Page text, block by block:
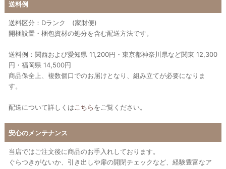
送料例
送料区分：Dランク (家財便)
開梱設置・梱包資材の処分を含む配送方法です。
送料例：関西および愛知県 11,200円・東京都神奈川県など関東 12,300
円・福岡県 14,500円
商品保全上、複数個口でのお届けとなり、組み立てが必要になりま
す。
配送について詳しくは こちらをご覧ください。
安心のメンテナンス
当店ではご注文後に商品のお手入れしております。
ぐらつきがないか、引き出しや扉の開閉チェックなど、経験豊富なア